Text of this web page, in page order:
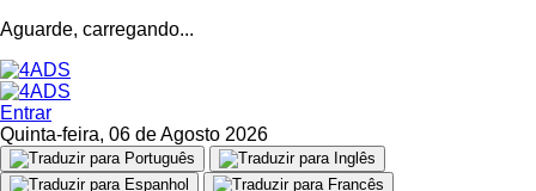
Aguarde, carregando...
Entrar
Quinta-feira, 06 de Agosto 2026